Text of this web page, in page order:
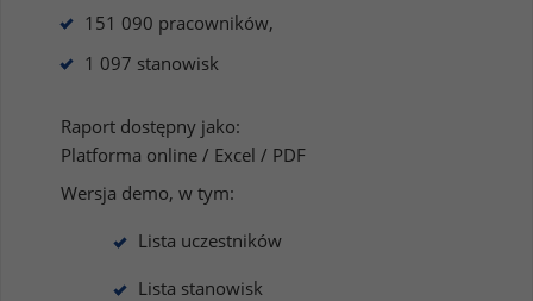
151 090 pracowników,
1 097 stanowisk
Raport dostępny jako:
Platforma online / Excel / PDF
Wersja demo, w tym:
Lista uczestników
Lista stanowisk